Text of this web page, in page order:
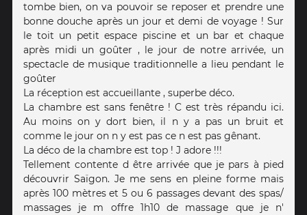
tombe bien, on va pouvoir se reposer et prendre une
bonne douche après un jour et demi de voyage ! Sur
le toit un petit espace piscine et un bar et chaque
après midi un goûter , le jour de notre arrivée, un
spectacle de musique traditionnelle a lieu pendant le
goûter
La réception est accueillante , superbe déco.
La chambre est sans fenêtre ! C est très répandu ici.
Au moins on y dort bien, il n y a pas un bruit et
comme le jour on n y est pas ce n est pas gênant.
La déco de la chambre est top ! J adore !!!
Tellement contente d être arrivée que je pars à pied
découvrir Saïgon. Je me sens en pleine forme mais
après 100 mètres et 5 ou 6 passages devant des spas/
massages je m offre 1h10 de massage que je n'